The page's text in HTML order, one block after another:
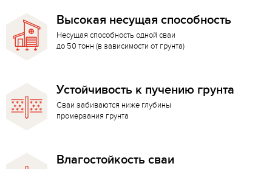
Высокая несущая способность
Несущая способность одной сваи
до 50 тонн (в зависимости от грунта)
Устойчивость к пучению грунта
Сваи забиваются ниже глубины
промерзания грунта
Влагостойкость сваи